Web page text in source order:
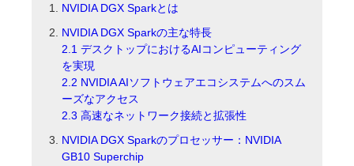
NVIDIA DGX Sparkとは
NVIDIA DGX Sparkの主な特長
2.1 デスクトップにおけるAIコンピューティング
を実現
2.2 NVIDIA AIソフトウェアエコシステムへのスム
ーズなアクセス
2.3 高速なネットワーク接続と拡張性
NVIDIA DGX Sparkのプロセッサー：NVIDIA
GB10 Superchip